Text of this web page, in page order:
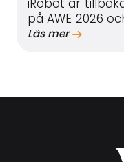
iRobot är
på AWE 2026
Läs mer